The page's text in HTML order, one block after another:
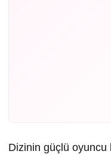
Dizinin güçlü oyuncu